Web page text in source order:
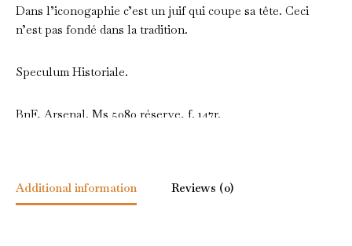
Dans l’iconogaphie c’est un juif qui coupe sa tête. Ceci
n’est pas fondé dans la tradition.
Speculum Historiale.
BnF, Arsenal. Ms 5080 réserve, f. 147r.
Additional information Reviews (0)